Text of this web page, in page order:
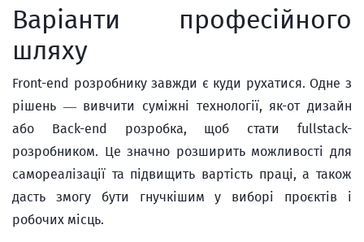
Варіанти професійного
шляху
Front-end розробнику завжди є куди рухатися. Одне з
рішень — вивчити суміжні технології, як-от дизайн
або Back-end розробка, щоб стати fullstack-
розробником. Це значно розширить можливості для
самореалізації та підвищить вартість праці, а також
дасть змогу бути гнучкішим у виборі проєктів і
робочих місць.